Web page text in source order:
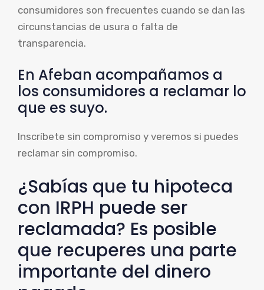
consumidores son frecuentes cuando se dan las
circunstancias de usura o falta de
transparencia.
En Afeban acompañamos a
los consumidores a reclamar lo
que es suyo.
Inscríbete sin compromiso y veremos si puedes
reclamar sin compromiso.
¿Sabías que tu hipoteca
con IRPH puede ser
reclamada? Es posible
que recuperes una parte
importante del dinero